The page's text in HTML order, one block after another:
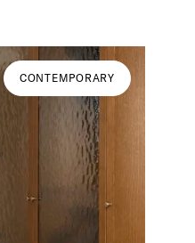
CONTEMPORARY